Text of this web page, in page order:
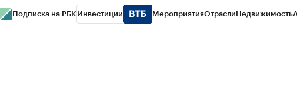
Подписка на РБК Инвестиции МероприятияОтраслиНедвижимость